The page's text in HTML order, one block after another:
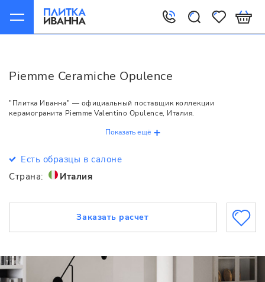
Piemme Ceramiche Opulence
"Плитка Иванна" — официальный поставщик коллекции
керамогранита Piemme Valentino Opulence, Италия.
Показать ещё
Есть образцы в салоне
Страна:
Италия
Заказать расчет